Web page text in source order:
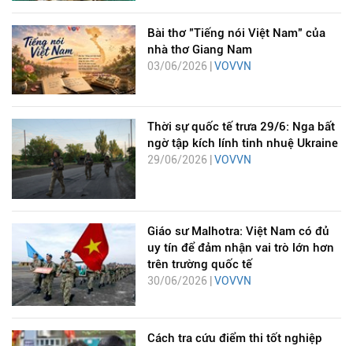
Bài thơ "Tiếng nói Việt Nam" của
nhà thơ Giang Nam
03/06/2026 | VOVVN
Thời sự quốc tế trưa 29/6: Nga bất
ngờ tập kích lính tinh nhuệ Ukraine
29/06/2026 | VOVVN
Giáo sư Malhotra: Việt Nam có đủ
uy tín để đảm nhận vai trò lớn hơn
trên trường quốc tế
30/06/2026 | VOVVN
Cách tra cứu điểm thi tốt nghiệp